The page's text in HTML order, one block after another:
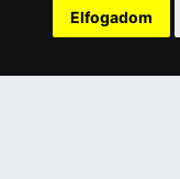
Elfogadom
Adatkezelési nyilatkozat